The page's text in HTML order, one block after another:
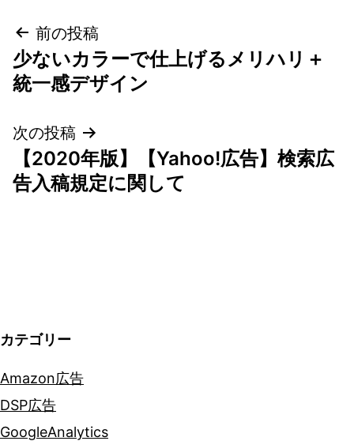
投
稿
ビ
ゲ
ン
前の投稿
少ないカラーで仕上げるメリハリ＋
統一感デザイン
次の投稿
【2020年版】【Yahoo!広告】検索広
告入稿規定に関して
カテゴリー
Amazon広告
DSP広告
GoogleAnalytics